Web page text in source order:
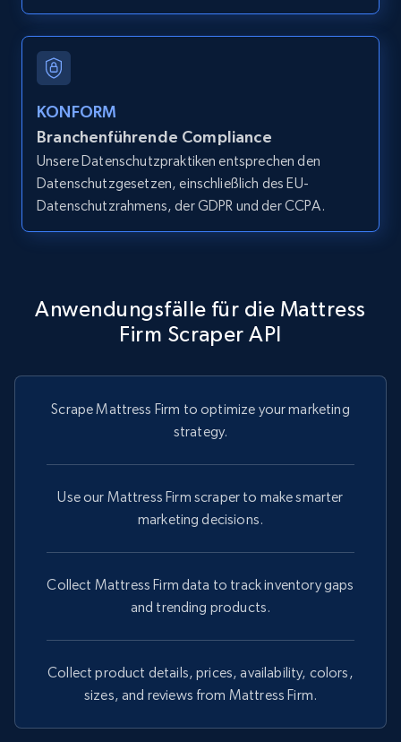
KONFORM
Branchenführende Compliance
Unsere Datenschutzpraktiken entsprechen den
Datenschutzgesetzen, einschließlich des EU-
Datenschutzrahmens, der GDPR und der CCPA.
Anwendungsfälle für die Mattress
Firm Scraper API
Scrape Mattress Firm to optimize your marketing
strategy.
Use our Mattress Firm scraper to make smarter
marketing decisions.
Collect Mattress Firm data to track inventory gaps
and trending products.
Collect product details, prices, availability, colors,
sizes, and reviews from Mattress Firm.